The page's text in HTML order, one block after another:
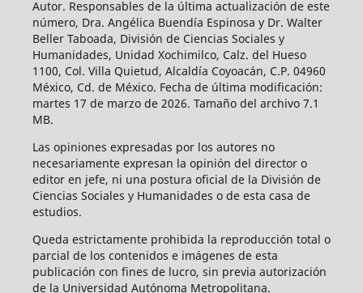
Autor. Responsables de la última actualización de este
número, Dra. Angélica Buendía Espinosa y Dr. Walter
Beller Taboada, División de Ciencias Sociales y
Humanidades, Unidad Xochimilco, Calz. del Hueso
1100, Col. Villa Quietud, Alcaldía Coyoacán, C.P. 04960
México, Cd. de México. Fecha de última modificación:
martes 17 de marzo de 2026. Tamaño del archivo 7.1
MB.
Las opiniones expresadas por los autores no
necesariamente expresan la opinión del director o
editor en jefe, ni una postura oficial de la División de
Ciencias Sociales y Humanidades o de esta casa de
estudios.
Queda estrictamente prohibida la reproducción total o
parcial de los contenidos e imágenes de esta
publicación con fines de lucro, sin previa autorización
de la Universidad Autónoma Metropolitana.